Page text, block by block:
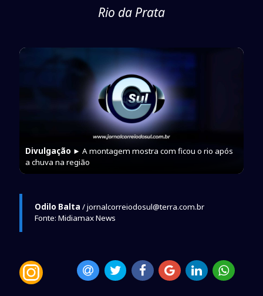
Rio da Prata
Divulgação ► A montagem mostra com ficou o rio após
a chuva na região
Odilo Balta / jornalcorreiodosul@terra.com.br
Fonte: Midiamax News